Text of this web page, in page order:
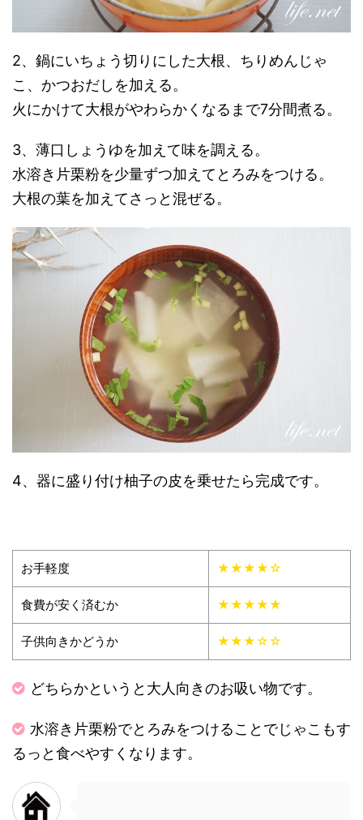
2、鍋にいちょう切りにした大根、ちりめんじゃ
こ、かつおだしを加える。
火にかけて大根がやわらかくなるまで7分間煮る。
3、薄口しょうゆを加えて味を調える。
水溶き片栗粉を少量ずつ加えてとろみをつける。
大根の葉を加えてさっと混ぜる。
4、器に盛り付け柚子の皮を乗せたら完成です。
お手軽度 ★★★★☆
食費が安く済むか ★★★★★
子供向きかどうか ★★★☆☆
どちらかというと大人向きのお吸い物です。
水溶き片栗粉でとろみをつけることでじゃこもす
るっと食べやすくなります。